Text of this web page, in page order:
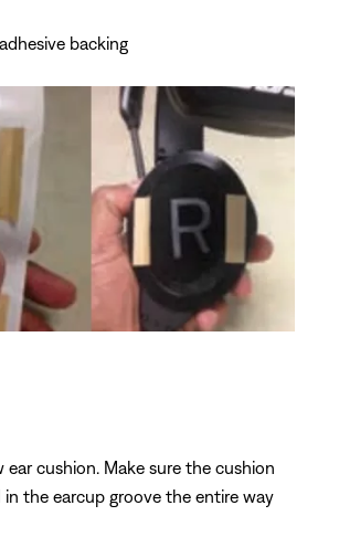
backing
cushion. Make sure the cushion
in the earcup groove the entire way